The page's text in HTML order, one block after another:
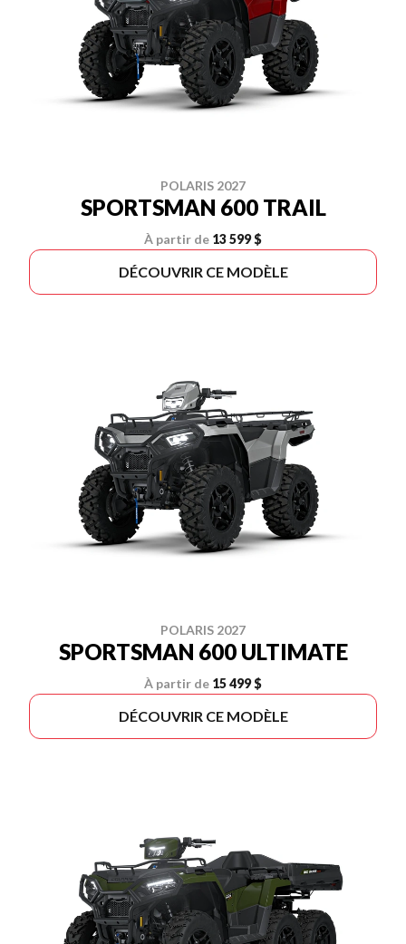
POLARIS 2027
SPORTSMAN 600 TRAIL
À partir de 13 599 $
DÉCOUVRIR CE MODÈLE
POLARIS 2027
SPORTSMAN 600 ULTIMATE
À partir de 15 499 $
DÉCOUVRIR CE MODÈLE